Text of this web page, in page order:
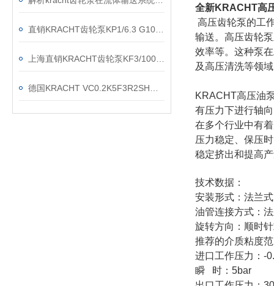
全新KRACHT高
高压齿轮泵的工
输送。高压齿轮
效率等。这种泵
及高压清洗等领
KRACHT高压油
有压力下进行轴
在多个行业中有
压力稳定、保压
稳定挤出和提高
技术数据：
安装形式：法兰式
油管连接方式：
旋转方向：顺时
推荐的介质粘度
进口工作压力：-
瞬 时：5bar